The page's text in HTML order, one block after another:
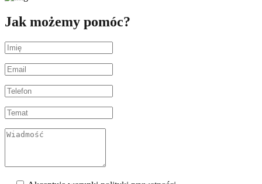
Jak możemy pomóc?